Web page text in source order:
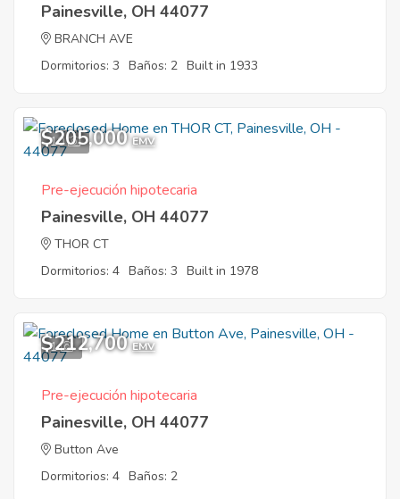
Painesville, OH 44077
BRANCH AVE
Dormitorios: 3 Baños: 2 Built in 1933
10
$205,000 EMV
Pre-ejecución hipotecaria
Painesville, OH 44077
THOR CT
Dormitorios: 4 Baños: 3 Built in 1978
1
$212,700 EMV
Pre-ejecución hipotecaria
Painesville, OH 44077
Button Ave
Dormitorios: 4 Baños: 2